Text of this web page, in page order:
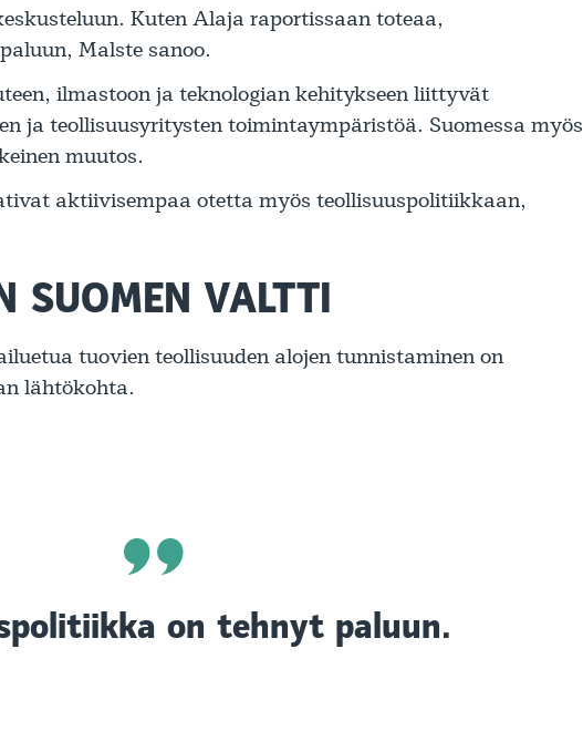
Kuten Alaja raportissaan toteaa,
Malste sanoo.
ilmastoon ja teknologian kehitykseen liittyvät
ja teollisuusyritysten toimintaympäristöä. Suomessa myös
muutos.
aktiivisempaa otetta myös teollisuuspolitiikkaan,
SUOMEN VALTTI
tuovien teollisuuden alojen tunnistaminen on
lähtökohta.
on tehnyt paluun.